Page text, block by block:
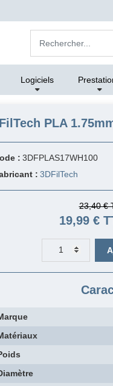
Logiciels
PLA
:3DFPLAS17WH100
:3DFilTech
23,40 €
19,99 €